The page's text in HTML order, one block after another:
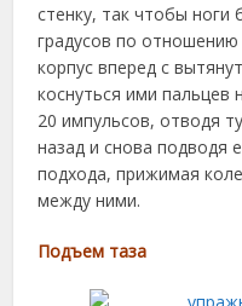
стенку, так чтобы ноги
градусов по
корпус вперед с
коснуться ими пальцев
20 импульсов, отводя
назад и снова подводя
подхода, прижимая
между ними.
Подъем таза